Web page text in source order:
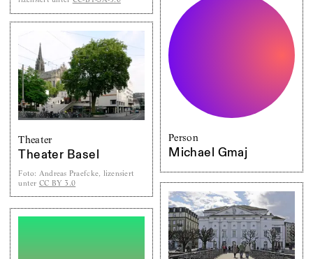
Person
Michael Gmaj
Theater
Theater Basel
Foto: Andreas Praefcke, lizensiert
unter CC BY 3.0